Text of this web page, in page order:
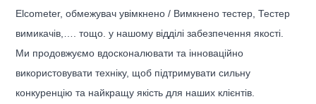
Elcometer, обмежувач увімкнено / Вимкнено тестер, Тестер
вимикачів,…. тощо. у нашому відділі забезпечення якості.
Ми продовжуємо вдосконалювати та інноваційно
використовувати техніку, щоб підтримувати сильну
конкуренцію та найкращу якість для наших клієнтів.